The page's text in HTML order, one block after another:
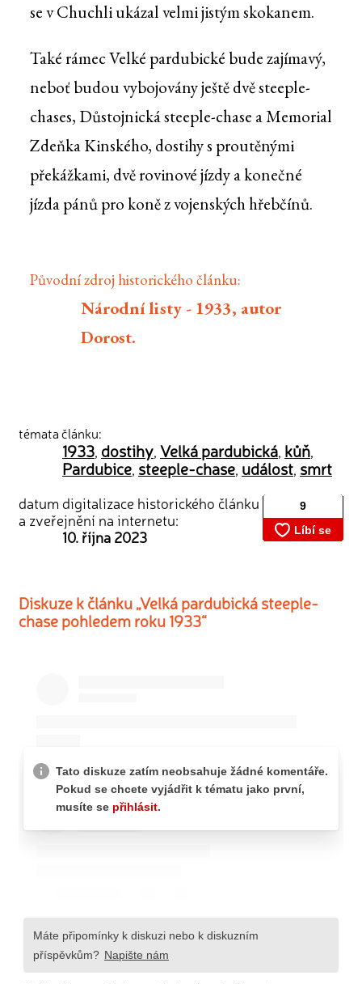
se v Chuchli ukázal velmi jistým skokanem.
Také rámec Velké pardubické bude zajímavý,
neboť budou vybojovány ještě dvě steeple-
chases, Důstojnická steeple-chase a Memorial
Zdeňka Kinského, dostihy s proutěnými
překážkami, dvě rovinové jízdy a konečné
jízda pánů pro koně z vojenských hřebčínů.
Původní zdroj historického článku:
Národní listy - 1933, autor
Dorost.
témata článku:
1933, dostihy, Velká pardubická, kůň,
Pardubice, steeple-chase, událost, smrt
datum digitalizace historického článku
a zveřejnění na internetu:
10. října 2023
Diskuze k článku „Velká pardubická steeple-
chase pohledem roku 1933“